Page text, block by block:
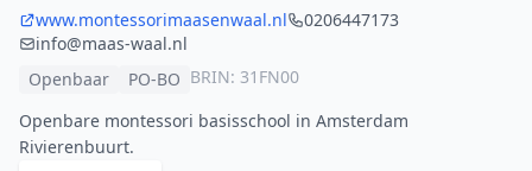
www.montessorimaasenwaal.nl
0206447173
info@maas-waal.nl
Openbaar
PO-BO BRIN: 31FN00
Openbare montessori basisschool in Amsterdam
Rivierenbuurt.